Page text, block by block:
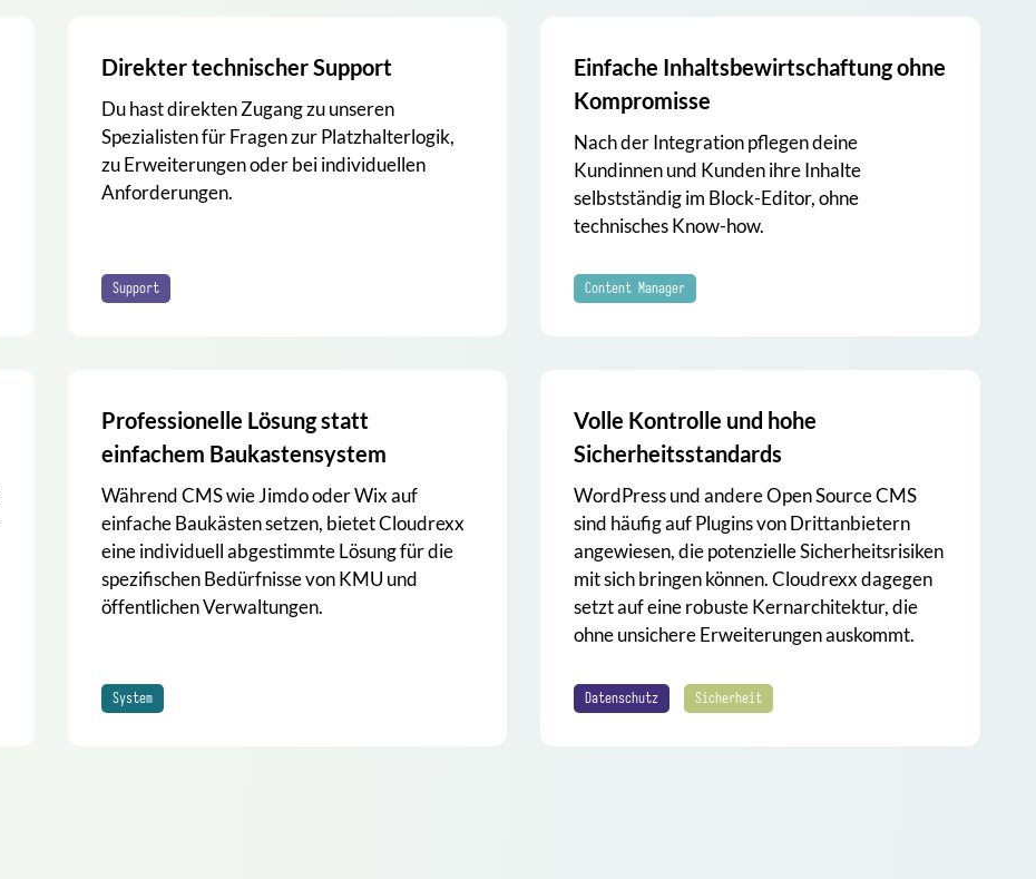
Direkter technischer Support
Du hast direkten Zugang zu unseren
Spezialisten für Fragen zur Platzhalterlogik,
zu Erweiterungen oder bei individuellen
Anforderungen.
Support
Einfache Inhaltsbewirtschaftung ohne
Kompromisse
Nach der Integration pflegen deine
Kundinnen und Kunden ihre Inhalte
selbstständig im Block-Editor, ohne
technisches Know-how.
Content Manager
Professionelle Lösung statt
einfachem Baukastensystem
Während CMS wie Jimdo oder Wix auf
einfache Baukästen setzen, bietet Cloudrexx
eine individuell abgestimmte Lösung für die
spezifischen Bedürfnisse von KMU und
öffentlichen Verwaltungen.
System
Volle Kontrolle und hohe
Sicherheitsstandards
WordPress und andere Open Source CMS
sind häufig auf Plugins von Drittanbietern
angewiesen, die potenzielle Sicherheitsrisiken
mit sich bringen können. Cloudrexx dagegen
setzt auf eine robuste Kernarchitektur, die
ohne unsichere Erweiterungen auskommt.
Datenschutz Sicherheit